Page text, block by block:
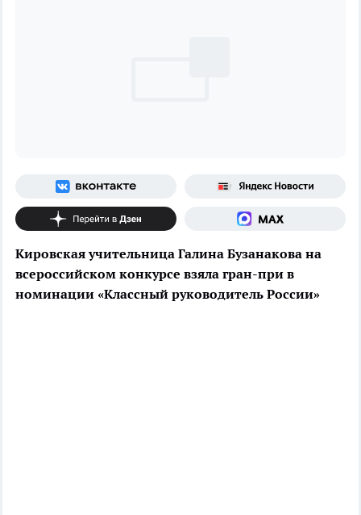
Кировская учительница Галина Бузанакова на
всероссийском конкурсе взяла гран-при в
номинации «Классный руководитель России»